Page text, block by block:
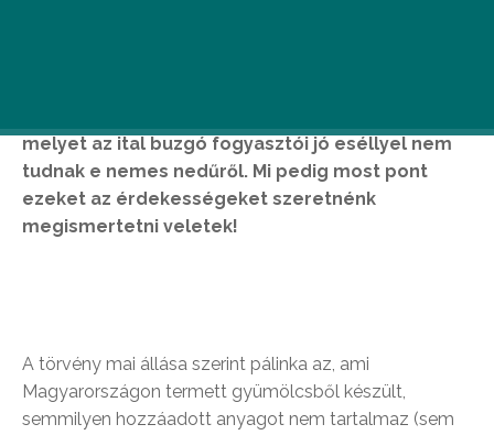
melyet az ital buzgó fogyasztói jó eséllyel nem
tudnak e nemes nedűről. Mi pedig most pont
ezeket az érdekességeket szeretnénk
megismertetni veletek!
A törvény mai állása szerint pálinka az, ami
Magyarországon termett gyümölcsből készült,
semmilyen hozzáadott anyagot nem tartalmaz (sem